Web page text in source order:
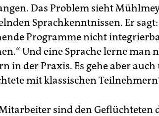
Das Problem sieht
Sprachkenntnissen. Er
Programme nicht
Und eine Sprache lerne man
in der Praxis. Es gehe aber
mit klassischen
Mitarbeiter sind den Geflüchteten